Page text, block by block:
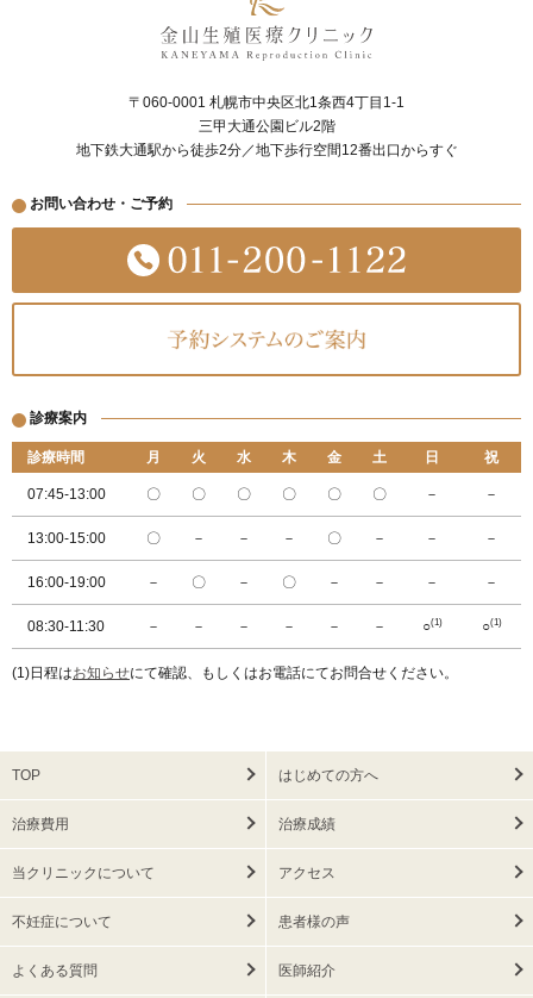
〒060-0001 札幌市中央区北1条西4丁目1-1
三甲大通公園ビル2階
地下鉄大通駅から徒歩2分／地下歩行空間12番出口からすぐ
お問い合わせ・ご予約
診療案内
診療時間 月 火 水 木 金 土 日 祝
07:45-13:00 〇 〇 〇 〇 〇 〇 － －
13:00-15:00 〇 － － － 〇 － － －
16:00-19:00 － 〇 － 〇 － － － －
08:30-11:30 － － － － － － ○(1) ○(1)
(1)日程はお知らせにて確認、もしくはお電話にてお問合せください。
TOP はじめての方へ
治療費用 治療成績
当クリニックについて アクセス
不妊症について 患者様の声
よくある質問 医師紹介